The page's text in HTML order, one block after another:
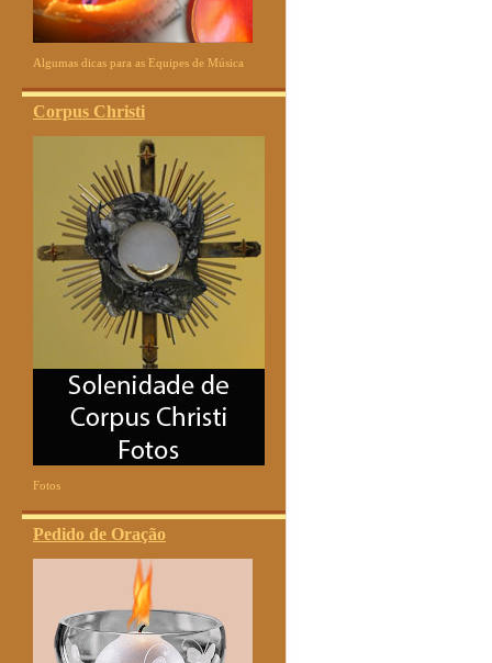
Algumas dicas para as Equipes de Música
Corpus Christi
Fotos
Pedido de Oração